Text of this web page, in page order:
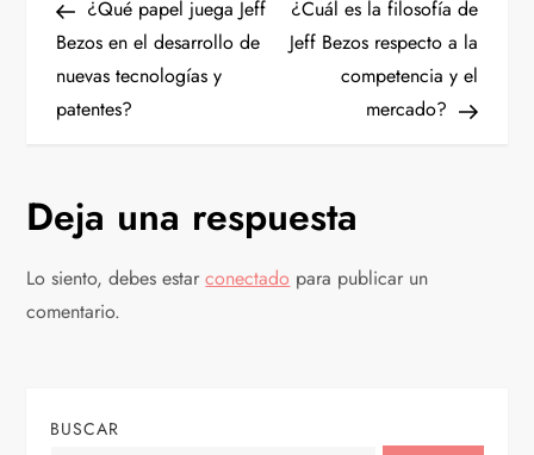
a
v
g
a
c
ó
anterior¿Qué papel juega Jeff
Bezos en el desarrollo de
nuevas tecnologías y
patentes?
¿Cuál es la filosofía de
Jeff Bezos respecto a la
competencia y el
mercado?
Deja una respuesta
Lo siento, debes estarconectado para publicar un
comentario.
BUSCAR